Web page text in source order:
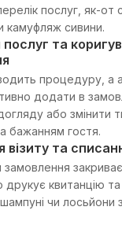
послуг, як-от
камуфляж сивини.
та
процедуру, а
додати в
або змінити
бажанням гостя.
візиту та
замовлення
друкує квитанцію та
чи лосьйони